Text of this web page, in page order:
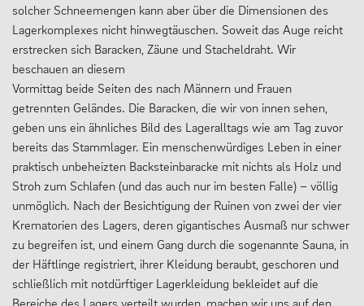
solcher Schneemengen kann aber über die Dimensionen des
Lagerkomplexes nicht hinwegtäuschen. Soweit das Auge reicht
erstrecken sich Baracken, Zäune und Stacheldraht. Wir
beschauen an diesem
Vormittag beide Seiten des nach Männern und Frauen
getrennten Geländes. Die Baracken, die wir von innen sehen,
geben uns ein ähnliches Bild des Lageralltags wie am Tag zuvor
bereits das Stammlager. Ein menschenwürdiges Leben in einer
praktisch unbeheizten Backsteinbaracke mit nichts als Holz und
Stroh zum Schlafen (und das auch nur im besten Falle) – völlig
unmöglich. Nach der Besichtigung der Ruinen von zwei der vier
Krematorien des Lagers, deren gigantisches Ausmaß nur schwer
zu begreifen ist, und einem Gang durch die sogenannte Sauna, in
der Häftlinge registriert, ihrer Kleidung beraubt, geschoren und
schließlich mit notdürftiger Lagerkleidung bekleidet auf die